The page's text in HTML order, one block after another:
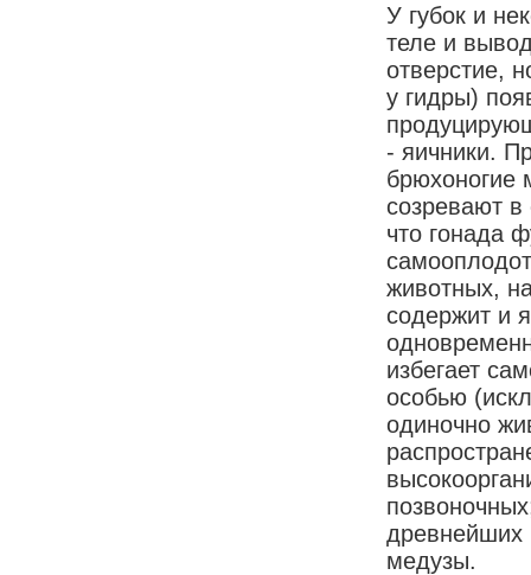
У губок и
теле и
отверстие,
у гидры)
- яичники.
брюхоногие
созревают
что гонада
животных,
содержит и
избегает
особью
одиночно
древнейших
медузы.